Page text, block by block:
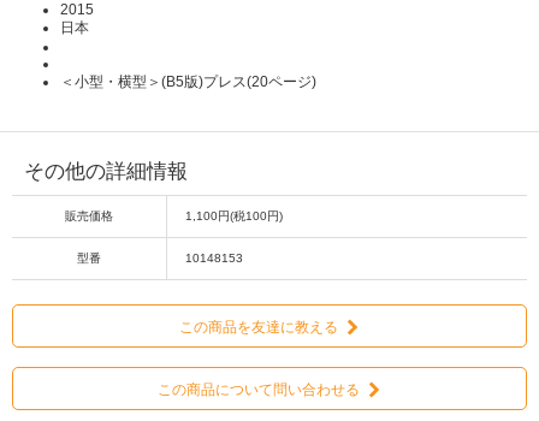
2015
日本
＜小型・横型＞(B5版)プレス(20ページ)
その他の詳細情報
販売価格 1,100円(税100円)
型番 10148153
この商品を友達に教える
この商品について問い合わせる